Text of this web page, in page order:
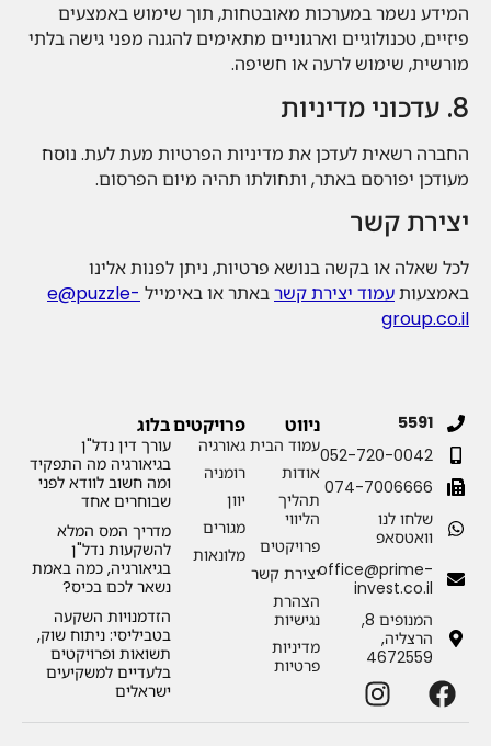
המידע נשמר במערכות מאובטחות, תוך שימוש באמצעים
פיזיים, טכנולוגיים וארגוניים מתאימים להגנה מפני גישה בלתי
מורשית, שימוש לרעה או חשיפה.
8. עדכוני מדיניות
החברה רשאית לעדכן את מדיניות הפרטיות מעת לעת. נוסח
מעודכן יפורסם באתר, ותחולתו תהיה מיום הפרסום.
יצירת קשר
לכל שאלה או בקשה בנושא פרטיות, ניתן לפנות אלינו
באמצעותעמוד יצירת קשרבאתר או באימייל e@puzzle-
group.co.il
5591
052-720-0042
074-7006666
שלחו לנו
וואטסאפ
office@prime-
invest.co.il
המנופים 8,
הרצליה,
4672559
ניווט
עמוד הבית
אודות
תהליך
הליווי
פרויקטים
יצירת קשר
הצהרת
נגישיות
מדיניות
פרטיות
פרויקטים
גאורגיה
רומניה
יוון
מגורים
מלונאות
בלוג
עורך דין נדל"ן
בגיאורגיה מה התפקיד
ומה חשוב לוודא לפני
שבוחרים אחד
מדריך המס המלא
להשקעות נדל"ן
בגיאורגיה, כמה באמת
נשאר לכם בכיס?
הזדמנויות השקעה
בטביליסי: ניתוח שוק,
תשואות ופרויקטים
בלעדיים למשקיעים
ישראלים